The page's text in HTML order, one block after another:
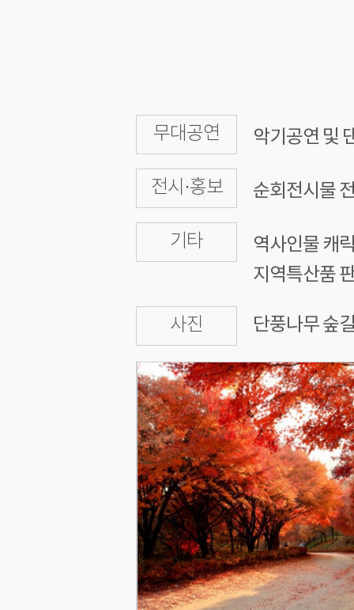
무대공연 악기공연 및
전시·홍보 순회전시물
기타
역사인물 캐
지역특산품
사진 단풍나무 숲